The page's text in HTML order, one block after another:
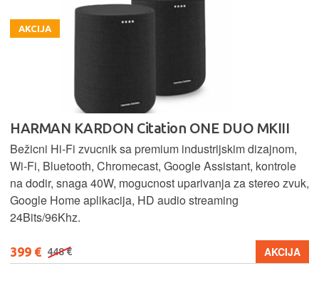
AKCIJA
HARMAN KARDON Citation ONE DUO MKIII
Bežicni Hi-Fi zvucnik sa premium industrijskim dizajnom,
Wi-Fi, Bluetooth, Chromecast, Google Assistant, kontrole
na dodir, snaga 40W, mogucnost uparivanja za stereo zvuk,
Google Home aplikacija, HD audio streaming
24Bits/96Khz.
399 € 448 € AKCIJA